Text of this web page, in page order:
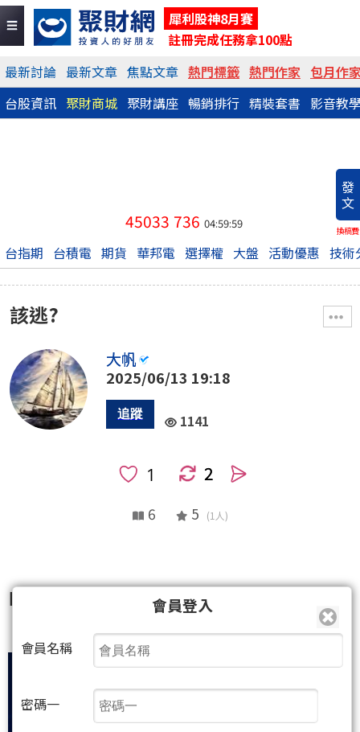
犀利股神8月賽
註冊完成任務拿100點
最新討論 最新文章 焦點文章 熱門標籤 熱門作家 包月作
台股資訊 聚財商城 聚財講座 暢銷排行 精裝套書 影音教
發
文
換稿費
45033 736 04:59:59
台指期 台積電 期貨 華邦電 選擇權 大盤 活動優惠 技術
該逃?
大帆
2025/06/13 19:18
1141
2
6 5 (1人)
日K目前第五波走完了嗎? 大帆這樣看
會員登入
會員名稱
密碼一